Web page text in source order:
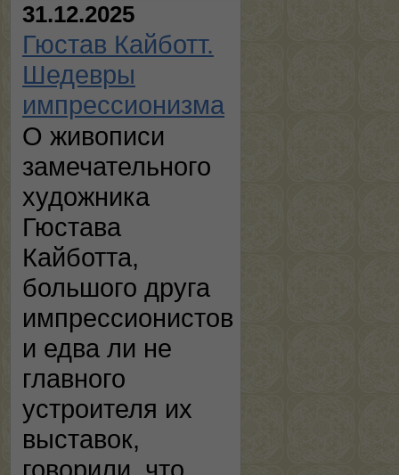
31.12.2025
Гюстав Кайботт.
Шедевры
импрессионизма
О живописи
замечательного
художника
Гюстава
Кайботта,
большого друга
импрессионистов
и едва ли не
главного
устроителя их
выставок,